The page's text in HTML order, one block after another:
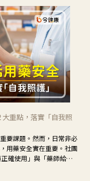
重點，落實「自我照
要課題。然而，日常非必
用藥安全實在重要。社團
確使用」與「藥師給